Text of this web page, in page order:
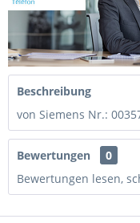
Beschreibung
von Siemens Nr.:
Bewertungen
0
Bewertungen lesen,